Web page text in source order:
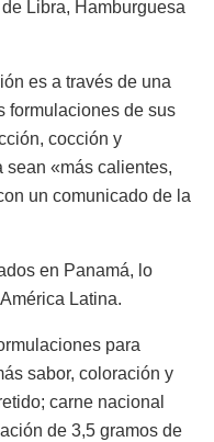
Libra, Hamburguesa
es a través de una
formulaciones de sus
cocción y
sean «más calientes,
un comunicado de la
en Panamá, lo
Latina.
para
sabor, coloración y
carne nacional
de 3,5 gramos de